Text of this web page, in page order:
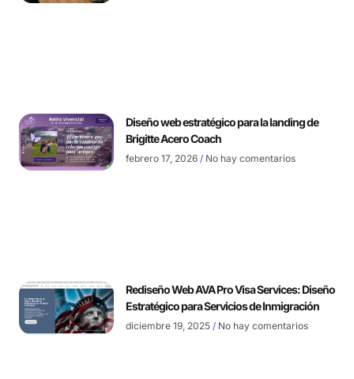
Diseño web estratégico para la landing de
Brigitte Acero Coach
febrero 17, 2026 No hay comentarios
Rediseño Web AVA Pro Visa Services: Diseño
Estratégico para Servicios de Inmigración
diciembre 19, 2025 No hay comentarios